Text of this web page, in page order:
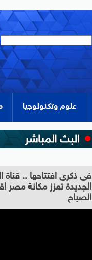
علوم وتكنولوجيا
فى ذكرى افتتاحها ..
الجديدة تعزز مكانة مصر
الصباح